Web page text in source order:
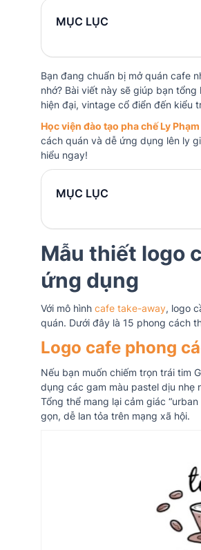
MỤC LỤC
Bạn đang chuẩn bị mở quán cafe
nhớ? Bài viết này sẽ giúp bạn tổng
hiện đại, vintage cổ điển đến kiểu
Học viện đào tạo pha chế Ly Phạm
cách quán và dễ ứng dụng lên ly
hiểu ngay!
MỤC LỤC
Mẫu thiết logo
ứng dụng
Với mô hình cafe take-away, logo
quán. Dưới đây là 15 phong cách
Logo cafe phong
Nếu bạn muốn chiếm trọn trái tim
dụng các gam màu pastel dịu nhẹ
Tổng thể mang lại cảm giác
gọn, dễ lan tỏa trên mạng xã hội.